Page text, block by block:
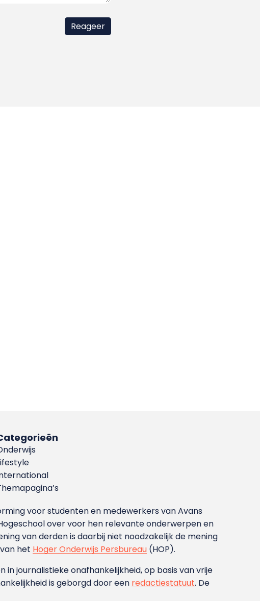
voor studenten en medewerkers van Avans
over voor hen relevante onderwerpen en
van derden is daarbij niet noodzakelijk de mening
het Hoger Onderwijs Persbureau (HOP).
journalistieke onafhankelijkheid, op basis van vrije
is geborgd door een redactiestatuut. De